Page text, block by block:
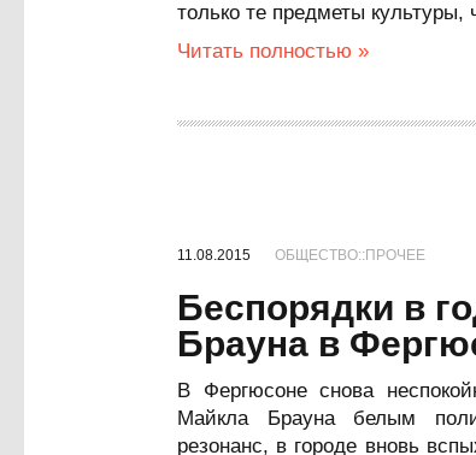
только те предметы культуры,
Читать полностью »
11.08.2015 ОБЩЕСТВО::ПРОЧЕЕ
Беспорядки в
Брауна в
В Фергюсоне снова
Майкла Брауна белым
резонанс, в городе вновь